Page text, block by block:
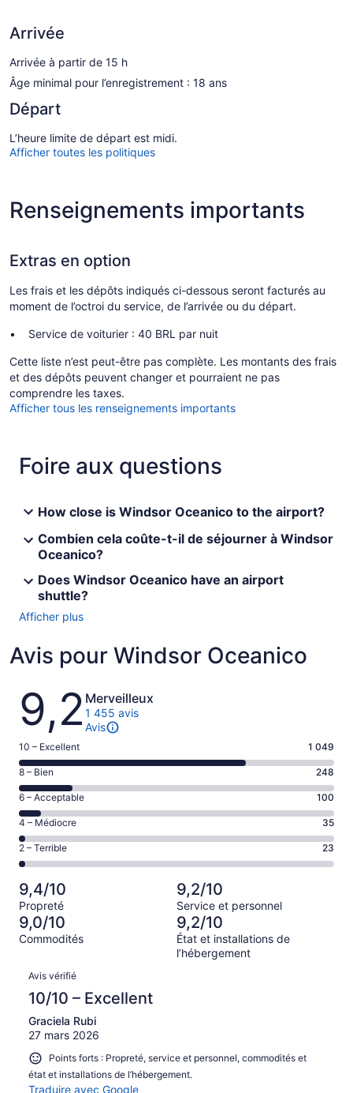
Arrivée
Arrivée à partir de 15 h
Âge minimal pour l’enregistrement : 18 ans
Départ
L’heure limite de départ est midi.
Afficher toutes les politiques
Renseignements importants
Extras en option
Les frais et les dépôts indiqués ci-dessous seront facturés au
moment de l’octroi du service, de l’arrivée ou du départ.
Service de voiturier : 40 BRL par nuit
Cette liste n’est peut-être pas complète. Les montants des frais
et des dépôts peuvent changer et pourraient ne pas
comprendre les taxes.
Afficher tous les renseignements importants
Foire aux questions
How close is Windsor Oceanico to the airport?
Combien cela coûte-t-il de séjourner à Windsor
Oceanico?
Does Windsor Oceanico have an airport
shuttle?
Afficher plus
Avis pour Windsor Oceanico
Avis
9,2 Merveilleux
1 455 avis
Avis
Note
de 10
–
Excellent,
d’après
1049 avis
sur 1455.
10 – Excellent 1 049
Note
de 8
–
Bien,
d’après
248 avis
sur 1455.
8 – Bien 248
Note
de 6
–
Acceptable,
d’après
sur 1455.
6 – Acceptable 100
Note
de 4
–
Médiocre,
d’après
35 avis
sur 1455.
4 – Médiocre 35
Note
de 2
–
Terrible,
d’après
23 avis
sur 1455.
2 – Terrible 23
9,4/10
Propreté
9,2/10
Service et personnel
9,0/10
Commodités
9,2/10
État et installations de
l’hébergement
Avis
Avis vérifié
10/10 – Excellent
Graciela Rubi
27 mars 2026
Points forts : Propreté, service et personnel, commodités et
état et installations de l’hébergement.
Traduire avec Google